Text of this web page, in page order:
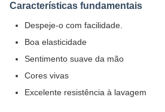
Características fundamentais
Despeje-o com facilidade.
Boa elasticidade
Sentimento suave da mão
Cores vivas
Excelente resistência à lavagem